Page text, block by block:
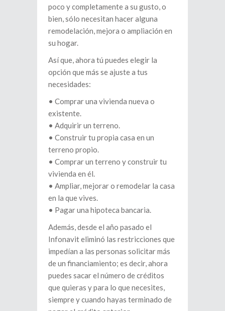
poco y completamente a su gusto, o
bien, sólo necesitan hacer alguna
remodelación, mejora o ampliación en
su hogar.
Así que, ahora tú puedes elegir la
opción que más se ajuste a tus
necesidades:
• Comprar una vivienda nueva o
existente.
• Adquirir un terreno.
• Construir tu propia casa en un
terreno propio.
• Comprar un terreno y construir tu
vivienda en él.
• Ampliar, mejorar o remodelar la casa
en la que vives.
• Pagar una hipoteca bancaria.
Además, desde el año pasado el
Infonavit eliminó las restricciones que
impedían a las personas solicitar más
de un financiamiento; es decir, ahora
puedes sacar el número de créditos
que quieras y para lo que necesites,
siempre y cuando hayas terminado de